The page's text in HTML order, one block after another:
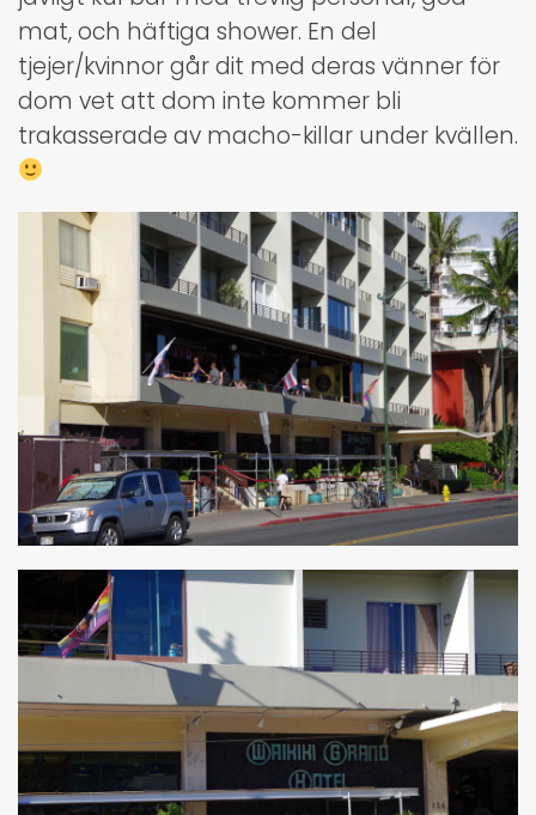
mat, och häftiga shower. En del
tjejer/kvinnor går dit med deras vänner för
dom vet att dom inte kommer bli
trakasserade av macho-killar under kvällen.